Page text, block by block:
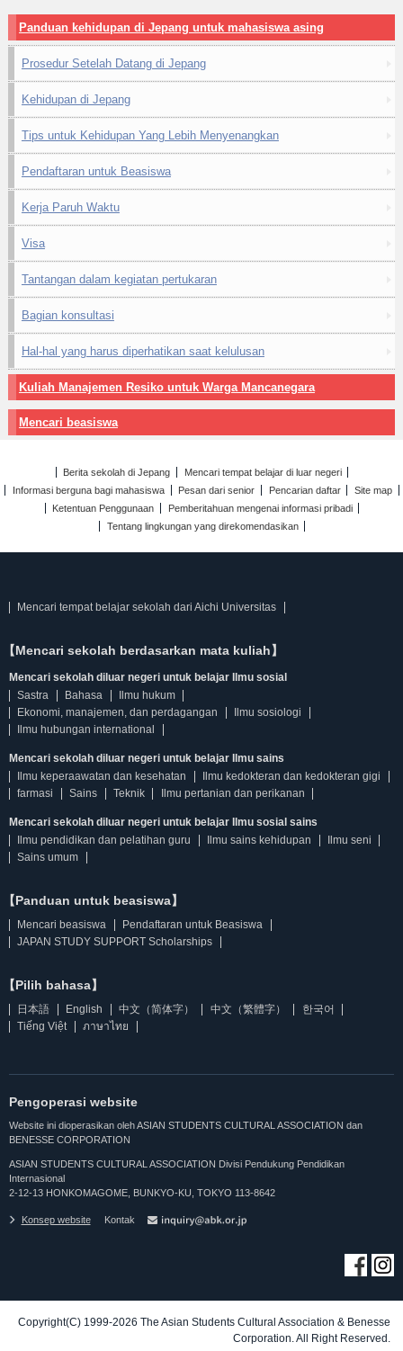
Panduan kehidupan di Jepang untuk mahasiswa asing
Prosedur Setelah Datang di Jepang
Kehidupan di Jepang
Tips untuk Kehidupan Yang Lebih Menyenangkan
Pendaftaran untuk Beasiswa
Kerja Paruh Waktu
Visa
Tantangan dalam kegiatan pertukaran
Bagian konsultasi
Hal-hal yang harus diperhatikan saat kelulusan
Kuliah Manajemen Resiko untuk Warga Mancanegara
Mencari beasiswa
Berita sekolah di Jepang
Mencari tempat belajar di luar negeri
Informasi berguna bagi mahasiswa
Pesan dari senior Pencarian daftar
Site map
Ketentuan Penggunaan
Pemberitahuan mengenai informasi pribadi
Tentang lingkungan yang direkomendasikan
Mencari tempat belajar sekolah dari Aichi Universitas
【Mencari sekolah berdasarkan mata kuliah】
Mencari sekolah diluar negeri untuk belajar Ilmu sosial
Sastra
Bahasa
Ilmu hukum
Ekonomi, manajemen, dan perdagangan
Ilmu sosiologi
Ilmu hubungan international
Mencari sekolah diluar negeri untuk belajar Ilmu sains
Ilmu keperaawatan dan kesehatan
Ilmu kedokteran dan kedokteran gigi
farmasi
Sains Teknik Ilmu pertanian dan perikanan
Mencari sekolah diluar negeri untuk belajar Ilmu sosial sains
Ilmu pendidikan dan pelatihan guru
Ilmu sains kehidupan
Ilmu seni
Sains umum
【Panduan untuk beasiswa】
Mencari beasiswa
Pendaftaran untuk Beasiswa
JAPAN STUDY SUPPORT Scholarships
【Pilih bahasa】
日本語 English 中文（简体字） 中文（繁體字）
한국어
Tiếng Việt
ภาษาไทย
Pengoperasi website
Website ini dioperasikan oleh ASIAN STUDENTS CULTURAL ASSOCIATION dan
BENESSE CORPORATION
ASIAN STUDENTS CULTURAL ASSOCIATION Divisi Pendukung Pendidikan
Internasional
2-12-13 HONKOMAGOME, BUNKYO-KU, TOKYO 113-8642
Konsep website Kontak
Copyright(C) 1999-2026 The Asian Students Cultural Association & Benesse
Corporation. All Right Reserved.